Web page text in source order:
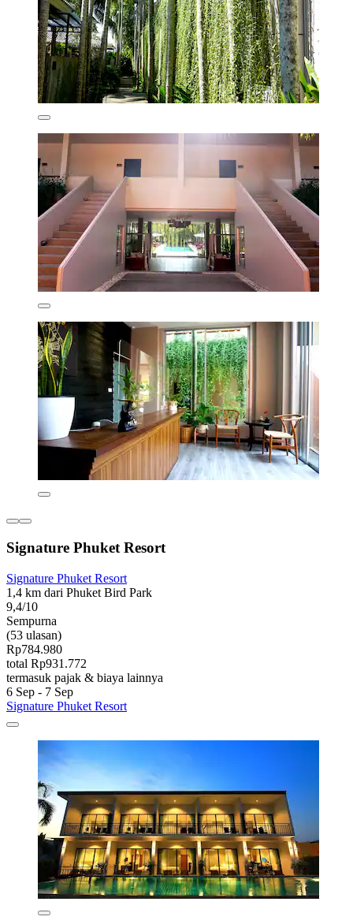
Signature Phuket Resort
Signature Phuket Resort
1,4 km dari Phuket Bird Park
9,4/10
Sempurna
(53 ulasan)
Rp784.980
total Rp931.772
termasuk pajak & biaya lainnya
6 Sep - 7 Sep
Signature Phuket Resort